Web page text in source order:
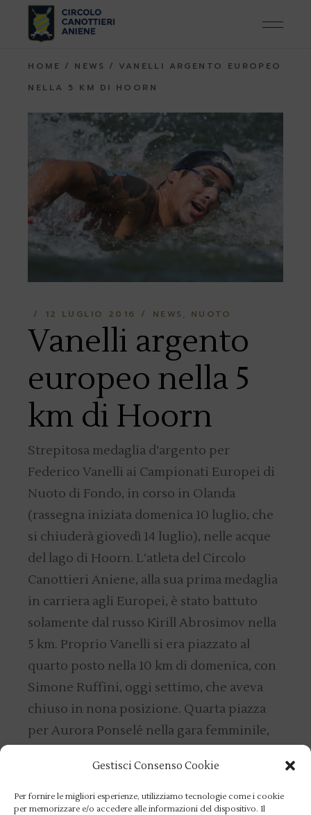
Gestisci Consenso Cookie
Per fornire le migliori esperienze, utilizziamo tecnologie come i cookie
per memorizzare e/o accedere alle informazioni del dispositivo. Il
content
HOME NEWS
VANELLI ARGENTO EUROPEO
NELLA 5 KM DI HOORN
12 LUGLIO 2016 NEWS NUOTO
Vanelli argento
europeo nella 5
km di Hoorn
Strepitosa medaglia d’argento per
Federico Vanelli ai Campionati Europei di
Nuoto di Fondo, in corso in Olanda
(rassegna iniziata domenica 10 luglio, che
si chiuderà giovedì 14 luglio), nelle acque
del lago di Hoorn. L’atleta del Circolo
Canottieri Aniene, alla sua prima medaglia
in carriera agli Europei, è stato battuto
solamente dal russo Kirill Abrosimov nella
5 km. Proprio Vanelli si era piazzato al
quarto posto nella 10 km di domenica, con
Simone Ruffini, oggi settimo, che aveva
chiuso in nona posizione. Quarta piazza
per Aurora Ponselé nella gara femminile,